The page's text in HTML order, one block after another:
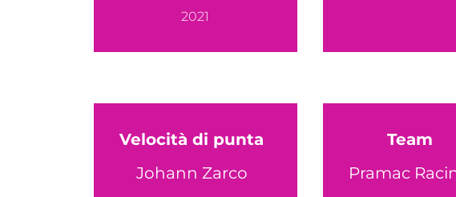
2021
Velocità di punta
Johann Zarco
Team
Pramac